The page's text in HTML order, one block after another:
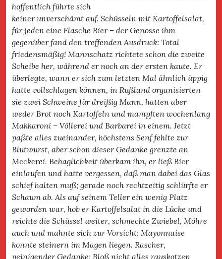
hoffentlich führte sich
keiner unverschämt auf. Schüsseln mit Kartoffelsalat,
für jeden eine Flasche Bier – der Genosse ihm
gegenüber fand den treffenden Ausdruck: Total
friedensmäßig! Mannschatz richtete schon die zweite
Scheibe her, während er noch an der ersten kaute. Er
überlegte, wann er sich zum letzten Mal ähnlich üppig
hatte vollschlagen können, in Rußland organisierten
sie zwei Schweine für dreißig Mann, hatten aber
weder Brot noch Kartoffeln und mampften wochenlang
Makkaroni – Völlerei und Barbarei in einem. Jetzt
paßte alles zueinander, höchstens Senf fehlte zur
Blutwurst, aber schon dieser Gedanke grenzte an
Meckerei. Behaglichkeit überkam ihn, er ließ Bier
einlaufen und hatte vergessen, daß man dabei das Glas
schief halten muß; gerade noch rechtzeitig schlürfte er
Schaum ab. Als auf seinem Teller ein wenig Platz
geworden war, hob er Kartoffelsalat in die Lücke und
reichte die Schüssel weiter, schmeckte Zwiebel, Möhre
auch und mahnte sich zur Vorsicht: Mayonnaise
konnte steinern im Magen liegen. Rascher,
peinigender Gedanke: Bloß nicht alles rauskotzen